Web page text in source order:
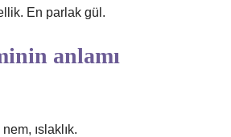
En parlak gül.
anlamı
ıslaklık.